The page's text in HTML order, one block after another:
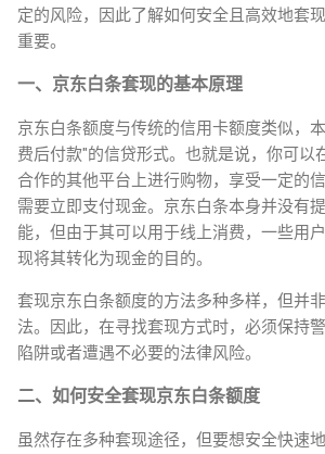
定的风险，因此了解如何安全且高效地套
重要。
一、京东白条套现的基本原理
京东白条额度与传统的信用卡额度类似，
费后付款"的信贷形式。也就是说，你可以
合作的其他平台上进行购物，享受一定的
需要立即支付现金。京东白条本身并没有
能，但由于其可以用于线上消费，一些用
现将其转化为现金的目的。
套现京东白条额度的方法多种多样，但并
法。因此，在寻找套现方式时，必须保持
陷阱或者遭遇不必要的法律风险。
二、如何安全套现京东白条额度
虽然存在多种套现途径，但要想安全快速